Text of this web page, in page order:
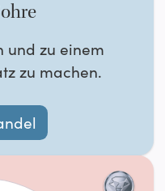
und zu einem
zu machen.